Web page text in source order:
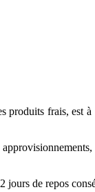
frais, est
jours de repos